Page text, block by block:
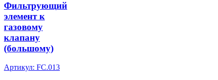
Фильтрующий
элемент к
газовому
клапану
(большому)
Артикул: FC.013